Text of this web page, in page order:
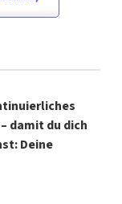
damit du dich
Deine